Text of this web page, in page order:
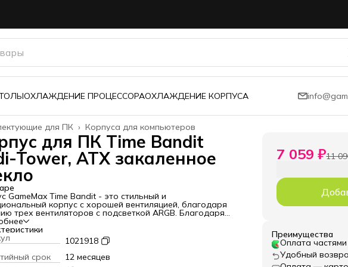
ОХЛАЖДЕНИЕ ПРОЦЕССОРАОХЛАЖДЕНИЕ КОРПУСА
Корпуса для компьютеров
для ПК ›
для ПК Time Bandit
Tower, ATX закаленное
GameMax Time Bandit - это стильный и
корпус с хорошей вентиляцией, благодаря
трех вентиляторов с подсветкой ARGB. Благодаря
Midi-Tower, в нем можно установить
плату стандарта ATX. Боковая панель из
стекла позволяет наслаждаться видом
компонентов вашего ПК.
характеристики:
корпуса Midi-Tower с толщиной стали SPCC - 0,6
1021918
срок
12 месяцев
7 059 ₽11
Преимущества
Оплата
Удобный